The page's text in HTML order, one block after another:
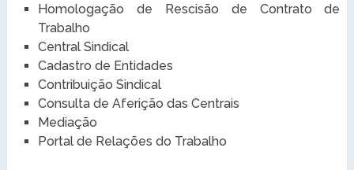
Homologação de Rescisão de Contrato de
Trabalho
Central Sindical
Cadastro de Entidades
Contribuição Sindical
Consulta de Aferição das Centrais
Mediação
Portal de Relações do Trabalho